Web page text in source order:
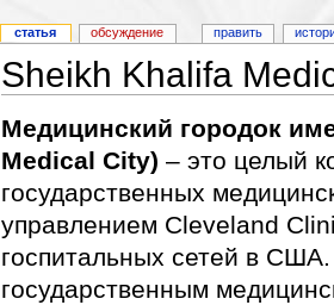
Sheikh Khalifa
Медицинский городок
Medical City) – это целый
государственных
управлением Cleveland
госпитальных сетей в
государственным
статья обсуждение править